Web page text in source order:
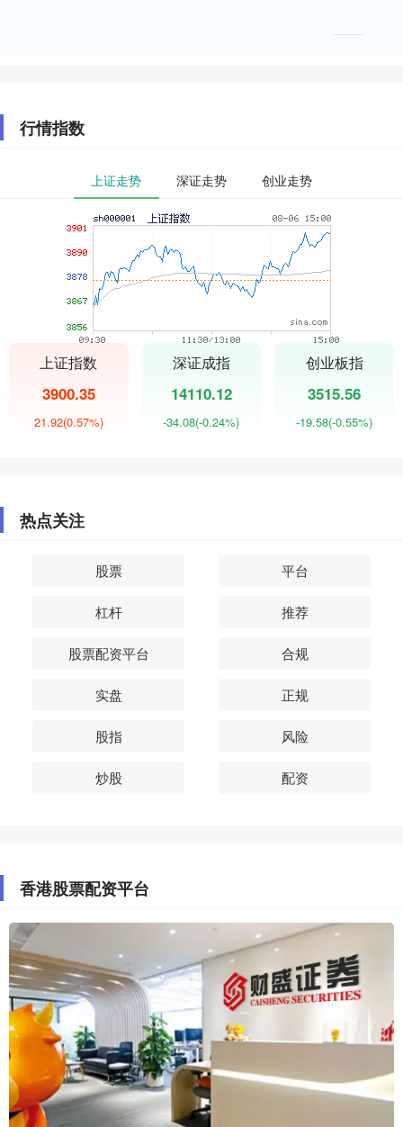
行情指数
上证走势 深证走势 创业走势
上证指数
3900.35
21.92(0.57%)
深证成指
14110.12
-34.08(-0.24%)
创业板指
3515.56
-19.58(-0.55%)
热点关注
股票 平台
杠杆 推荐
股票配资平台 合规
实盘 正规
股指 风险
炒股 配资
香港股票配资平台